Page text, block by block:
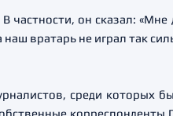
он сказал: «Мне
вратарь не играл так
среди которых
корреспонденты